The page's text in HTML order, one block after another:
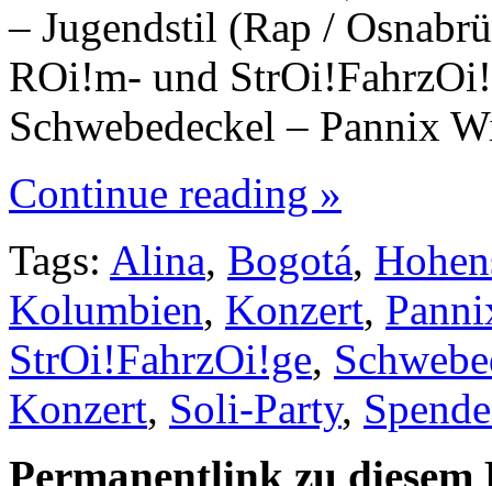
– Jugendstil (Rap /
ROi!m- und
Schwebedeckel – Pannix
Continue reading »
Tags: Alina, Bogotá,
Kolumbien, Konzert,
StrOi!FahrzOi!ge,
Konzert, Soli-Party,
Permanentlink zu